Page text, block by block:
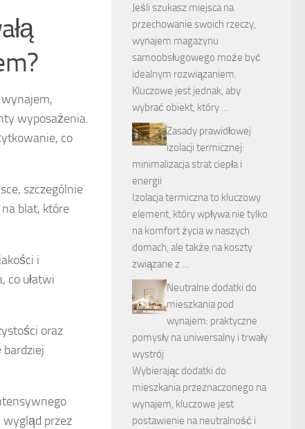
wyposażenia.
co
szczególnie
blat, które
i
co ułatwi
oraz
bardziej
wygląd przez
Jeśli szukasz miejsca na
przechowanie swoich rzeczy,
wynajem magazynu
samoobsługowego może być
idealnym rozwiązaniem.
Kluczowe jest jednak, aby
wybrać obiekt, który …
Zasady prawidłowej
izolacji termicznej:
minimalizacja strat ciepła i
energii
Izolacja termiczna to kluczowy
element, który wpływa nie tylko
na komfort życia w naszych
domach, ale także na koszty
związane z …
Neutralne dodatki do
mieszkania pod
wynajem: praktyczne
pomysły na uniwersalny i trwały
wystrój
Wybierając dodatki do
mieszkania przeznaczonego na
wynajem, kluczowe jest
postawienie na neutralność i